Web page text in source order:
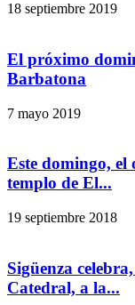
18 septiembre 2019
El próximo
Barbatona
7 mayo 2019
Este domingo, el
templo de El...
19 septiembre 2018
Sigüenza
Catedral, a la...